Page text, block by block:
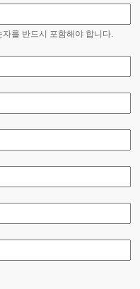
를 반드시 포함해야 합니다.